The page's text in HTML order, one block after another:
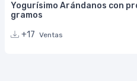
Yogurísimo Arándanos con
gramos
+17 Ventas